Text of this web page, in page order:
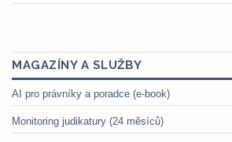
MAGAZÍNY A SLUŽBY
AI pro právníky a poradce (e-book)
Monitoring judikatury (24 měsíců)